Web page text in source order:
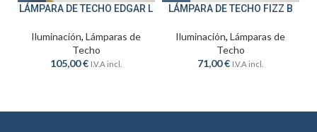
LÁMPARA DE TECHO EDGAR L
Iluminación,Lámparas de
Techo
105,00€ I.V.A incl.
LÁMPARA DE TECHO FIZZ B
Iluminación,Lámparas de
Techo
71,00€ I.V.A incl.